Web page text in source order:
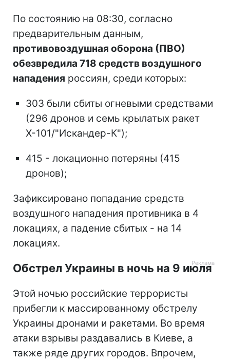
По состоянию на 08:30, согласно
предварительным данным,
противовоздушная оборона (ПВО)
обезвредила 718 средств воздушного
нападения россиян, среди которых:
303 были сбиты огневыми средствами
(296 дронов и семь крылатых ракет
Х-101/"Искандер-К");
415 - локационно потеряны (415
дронов);
Зафиксировано попадание средств
воздушного нападения противника в 4
локациях, а падение сбитых - на 14
локациях.
Обстрел Украины в ночь на 9 июля
Этой ночью российские террористы
прибегли к массированному обстрелу
Украины дронами и ракетами. Во время
атаки взрывы раздавались в Киеве, а
также ряде других городов. Впрочем,